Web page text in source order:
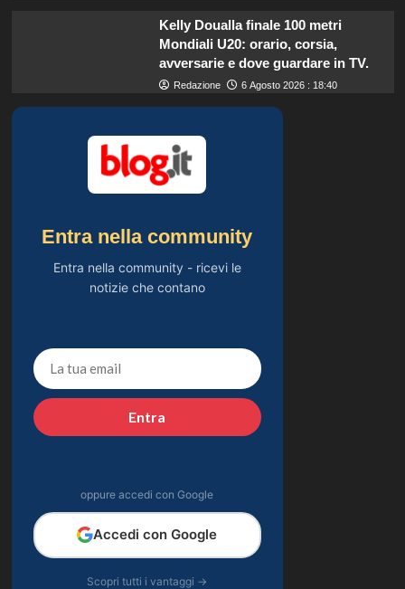
Kelly Doualla finale 100 metri
Mondiali U20: orario, corsia,
avversarie e dove guardare in TV.
Redazione 6 Agosto 2026 : 18:40
Entra nella community
Entra nella community - ricevi le
notizie che contano
Entra
oppure accedi con Google
Accedi con Google
Scopri tutti i vantaggi →